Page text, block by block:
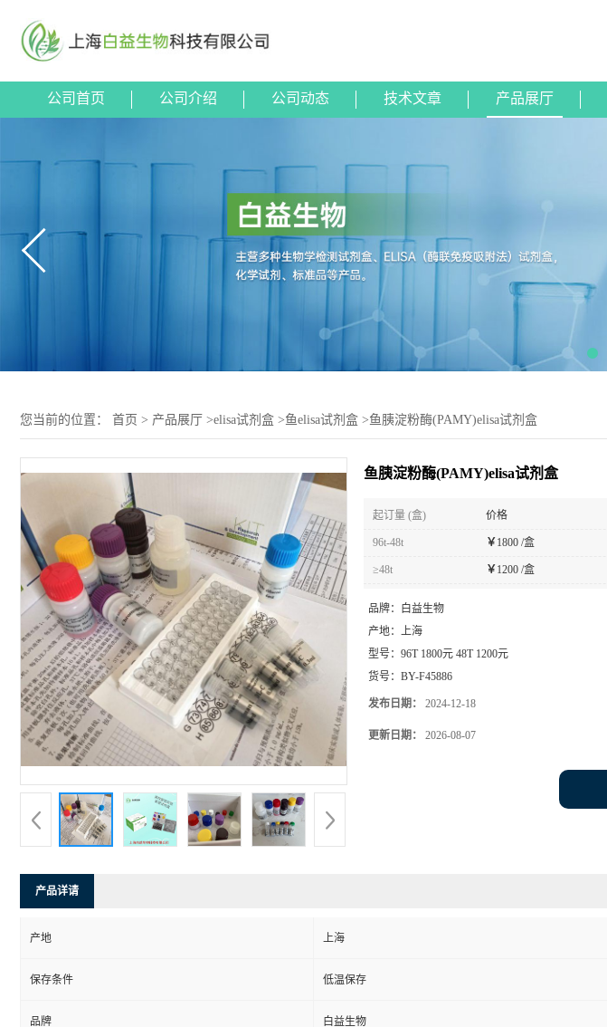
公司首页 公司介绍 公司动态 技术文章 产品展厅
您当前的位置： 首页 > 产品展厅 >elisa试剂盒 >鱼elisa试剂盒 >鱼胰淀粉酶(PAMY)elisa试剂盒
鱼胰淀粉酶(PAMY)elisa试剂盒
起订量 (盒) 价格
96t-48t ￥ 1800 /盒
≥48t ￥ 1200 /盒
品牌：
白益生物
产地： 上海
型号： 96T 1800元 48T 1200元
货号： BY-F45886
发布日期： 2024-12-18
更新日期： 2026-08-07
产品详请
产地 上海
保存条件 低温保存
品牌 白益生物